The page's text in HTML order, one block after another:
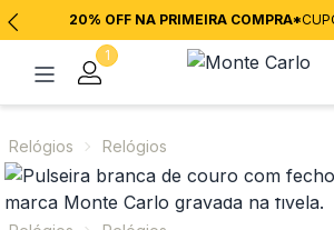
20% OFF NA PRIMEIRA COMPRA*
1
Relógios Relógios